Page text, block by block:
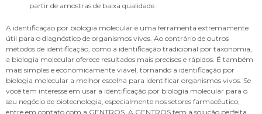
partir de amostras de baixa qualidade.
A identificação por biologia molecular é uma ferramenta extremamente
útil para o diagnóstico de organismos vivos. Ao contrário de outros
métodos de identificação, como a identificação tradicional por taxonomia,
a biologia molecular oferece resultados mais precisos e rápidos. É também
mais simples e economicamente viável, tornando a identificação por
biologia molecular a melhor escolha para identificar organismos vivos. Se
você tem interesse em usar a identificação por biologia molecular para o
seu negócio de biotecnologia, especialmente nos setores farmacêutico,
entre em contato com a GENTROS. A GENTROS tem a solução perfeita